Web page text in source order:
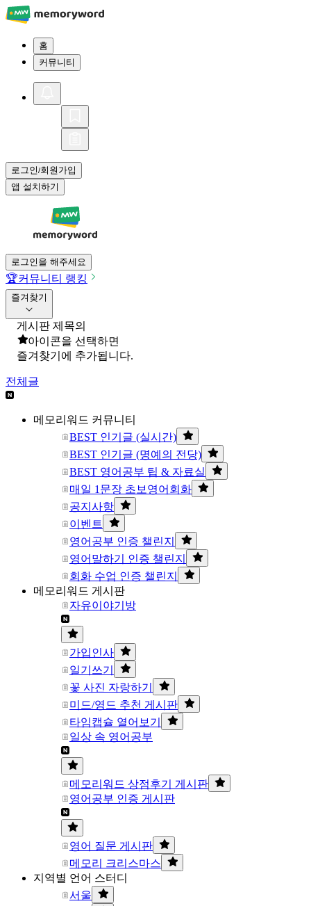
홈
커뮤니티
로그인/회원가입
앱 설치하기
로그인을 해주세요
🏆커뮤니티 랭킹
즐겨찾기
게시판 제목의
아이콘을 선택하면
즐겨찾기에 추가됩니다.
전체글
메모리워드 커뮤니티
BEST 인기글 (실시간)
BEST 인기글 (명예의 전당)
BEST 영어공부 팁 & 자료실
매일 1문장 초보영어회화
공지사항
이벤트
영어공부 인증 챌린지
영어말하기 인증 챌린지
회화 수업 인증 챌린지
메모리워드 게시판
자유이야기방
가입인사
일기쓰기
꽃 사진 자랑하기
미드/영드 추천 게시판
타임캡슐 열어보기
일상 속 영어공부
메모리워드 상점후기 게시판
영어공부 인증 게시판
영어 질문 게시판
메모리 크리스마스
지역별 언어 스터디
서울